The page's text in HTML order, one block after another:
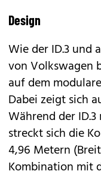
Design
Wie der ID.3 und
von Volkswagen
auf dem
Dabei zeigt sich
Während der
streckt sich die
4,96 Metern
Kombination mit